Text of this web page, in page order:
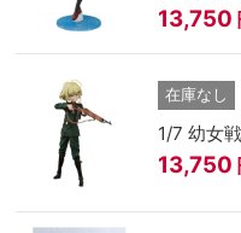
13,750
在庫なし
1/7 幼女
13,750